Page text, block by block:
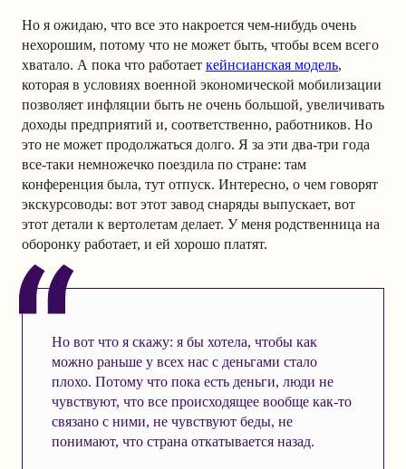
Но я ожидаю, что все это накроется чем-нибудь очень
нехорошим, потому что не может быть, чтобы всем всего
хватало. А пока что работает кейнсианская модель,
которая в условиях военной экономической мобилизации
позволяет инфляции быть не очень большой, увеличивать
доходы предприятий и, соответственно, работников. Но
это не может продолжаться долго. Я за эти два-три года
все-таки немножечко поездила по стране: там
конференция была, тут отпуск. Интересно, о чем говорят
экскурсоводы: вот этот завод снаряды выпускает, вот
этот детали к вертолетам делает. У меня родственница на
оборонку работает, и ей хорошо платят.
Но вот что я скажу: я бы хотела, чтобы как
можно раньше у всех нас с деньгами стало
плохо. Потому что пока есть деньги, люди не
чувствуют, что все происходящее вообще как-то
связано с ними, не чувствуют беды, не
понимают, что страна откатывается назад.